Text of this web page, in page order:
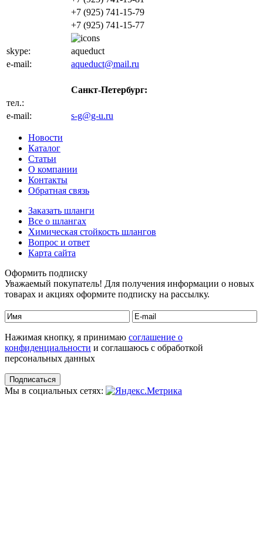
+7 (925) 741-15-79
+7 (925) 741-15-77
skype:
aqueduct
e-mail:
aqueduct@mail.ru
Санкт-Петербург:
тел.:
e-mail:
s-g@g-u.ru
Новости
Каталог
Статьи
О компании
Контакты
Обратная связь
Заказать шланги
Все о шлангах
Химическая стойкость шлангов
Вопрос и ответ
Карта сайта
Оформить подписку
Уважаемый покупатель! Для получения информации о новых
товарах и акциях оформите подписку на рассылку.
Нажимая кнопку, я принимаю соглашение о
конфиденциальности и соглашаюсь с обработкой
персональных данных
Мы в социальных сетях: